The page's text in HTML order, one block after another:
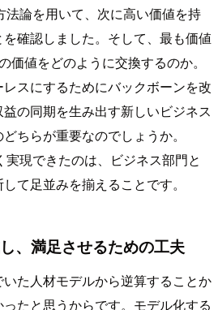
法論を用いて、次に高い価値を持
確認しました。そして、最も価値
価値をどのように交換するのか。
スにするためにバックボーンを改
の同期を生み出す新しいビジネス
ちらが重要なのでしょうか。
現できたのは、ビジネス部門と
て足並みを揃えることです。
、満足させるための工夫
た人材モデルから逆算することか
たと思うからです。モデル化する